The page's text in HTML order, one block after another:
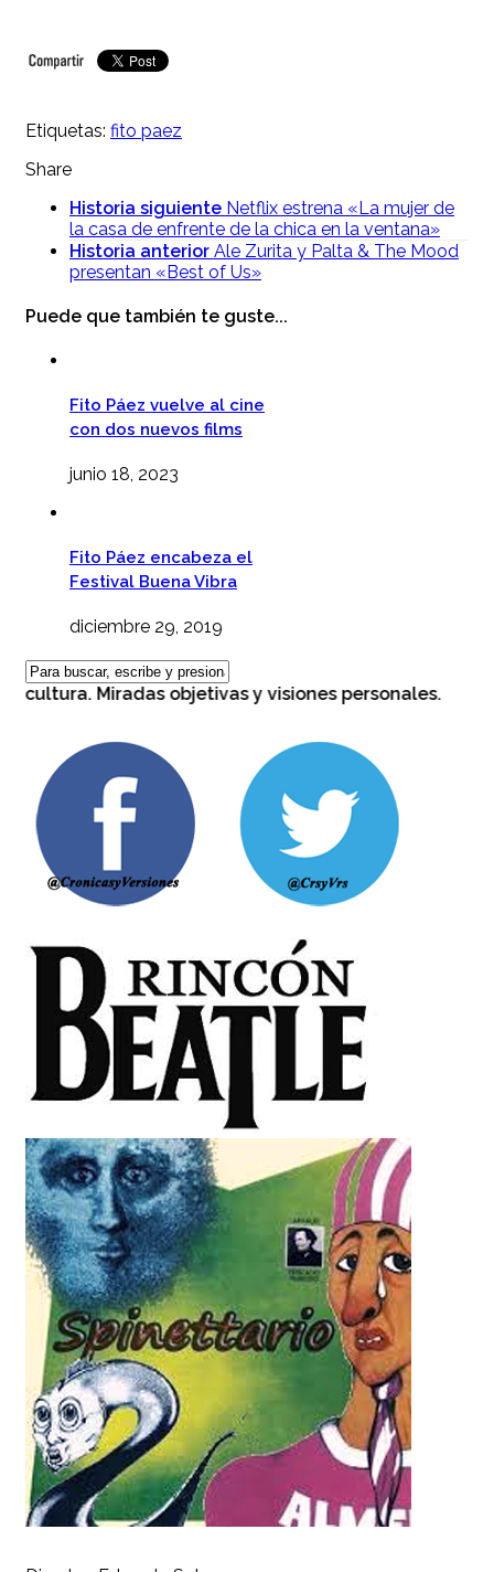
Etiquetas: fito paez
Share
Historia siguiente Netflix estrena «La mujer de
la casa de enfrente de la chica en la ventana»
Historia anterior Ale Zurita y Palta & The Mood
presentan «Best of Us»
Puede que también te guste...
Fito Páez vuelve al cine
con dos nuevos films
junio 18, 2023
Fito Páez encabeza el
Festival Buena Vibra
diciembre 29, 2019
Miradas objetivas y visiones personales.